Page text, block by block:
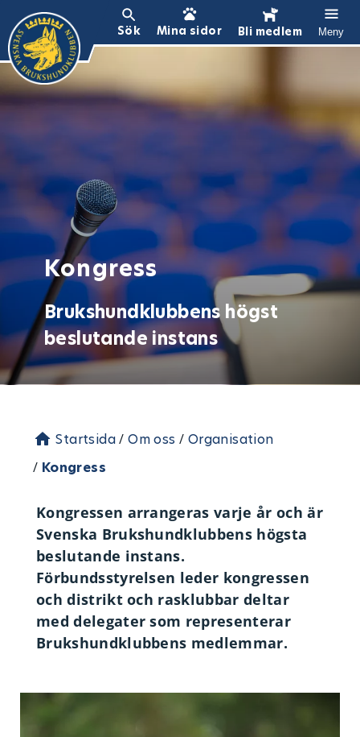
Sök Mina sidor Bli medlem Meny
Kongress
Brukshundklubbens högst
beslutande instans
Startsida / Om oss / Organisation
/ Kongress
Kongressen arrangeras varje år och är
Svenska Brukshundklubbens högsta
beslutande instans.
Förbundsstyrelsen leder kongressen
och distrikt och rasklubbar deltar
med delegater som representerar
Brukshundklubbens medlemmar.